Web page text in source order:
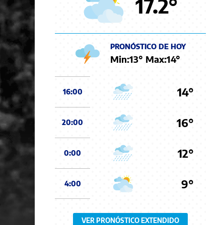
17.2°
PRONÓSTICO DE HOY
Min:13° Max:14°
16:00 14°
20:00 16°
0:00 12°
4:00 9°
VER PRONÓSTICO EXTENDIDO